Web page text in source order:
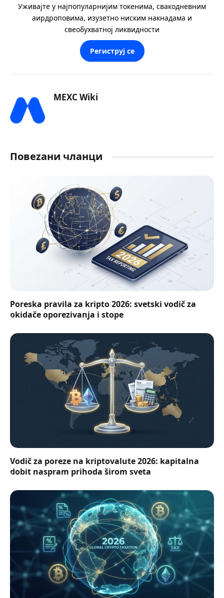
Уживајте у најпопуларнијим токенима, свакодневним
аирдроповима, изузетно ниским накнадама и
свеобухватној ликвидности
Региструј се
MEXC Wiki
Повеzани чланци
Poreska pravila za kripto 2026: svetski vodič za
okidače oporezivanja i stope
Vodič za poreze na kriptovalute 2026: kapitalna
dobit naspram prihoda širom sveta